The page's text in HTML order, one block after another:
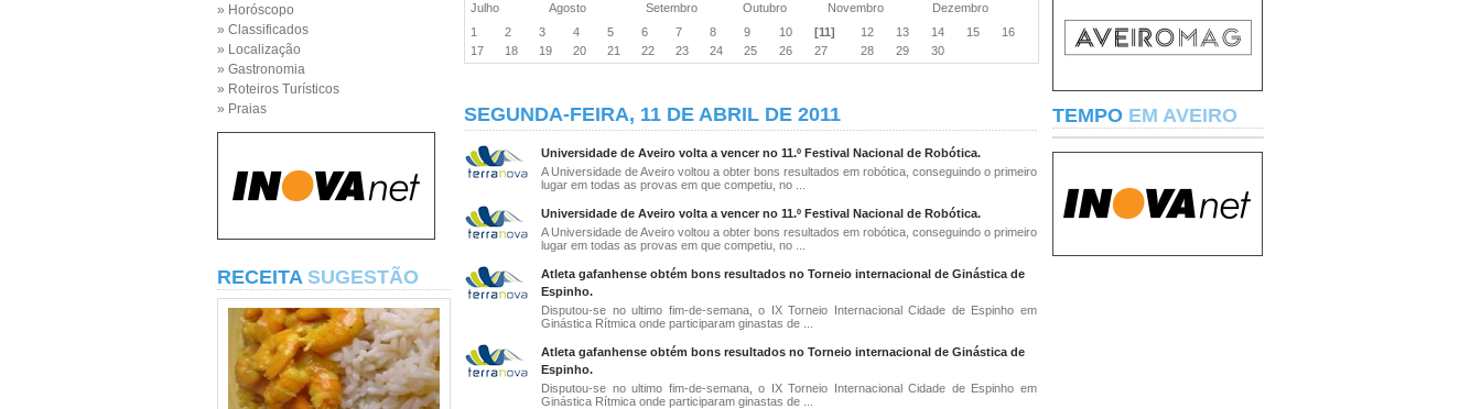
» Horóscopo
» Classificados
» Localização
» Gastronomia
» Roteiros Turísticos
» Praias
RECEITA SUGESTÃO
Julho
Agosto Setembro Outubro Novembro
Dezembro
1
2 3 4 5 6 7 8 9 10 [11] 12 13 14 15
16
17
18 19 20 21 22 23 24 25 26 27 28 29 30
SEGUNDA-FEIRA, 11 DE ABRIL DE 2011
Universidade de Aveiro volta a vencer no 11.º Festival Nacional de Robótica.
A Universidade de Aveiro voltou a obter bons resultados em robótica, conseguindo o primeiro
lugar em todas as provas em que competiu, no ...
Universidade de Aveiro volta a vencer no 11.º Festival Nacional de Robótica.
A Universidade de Aveiro voltou a obter bons resultados em robótica, conseguindo o primeiro
lugar em todas as provas em que competiu, no ...
Atleta gafanhense obtém bons resultados no Torneio internacional de Ginástica de
Espinho.
Disputou-se no ultimo fim-de-semana, o IX Torneio Internacional Cidade de Espinho em
Ginástica Rítmica onde participaram ginastas de ...
Atleta gafanhense obtém bons resultados no Torneio internacional de Ginástica de
Espinho.
Disputou-se no ultimo fim-de-semana, o IX Torneio Internacional Cidade de Espinho em
Ginástica Rítmica onde participaram ginastas de ...
TEMPO EM AVEIRO